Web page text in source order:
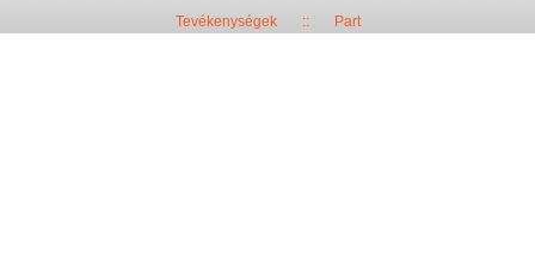
Tevékenységek:: Part